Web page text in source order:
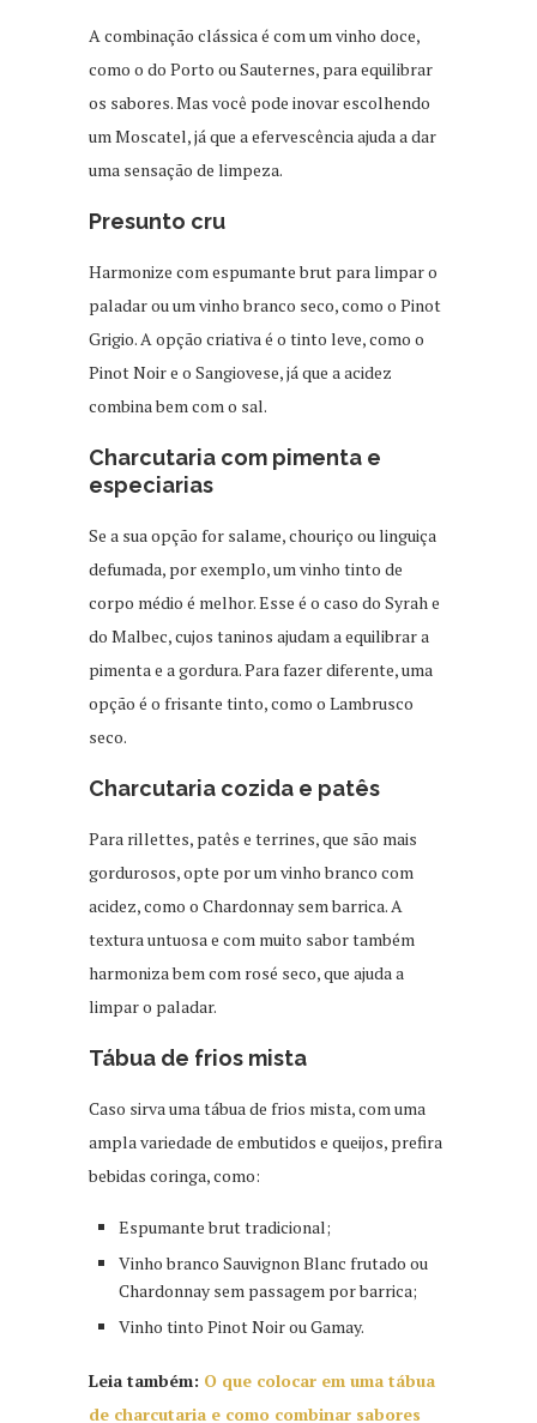
A combinação clássica é com um vinho doce,
como o do Porto ou Sauternes, para equilibrar
os sabores. Mas você pode inovar escolhendo
um Moscatel, já que a efervescência ajuda a dar
uma sensação de limpeza.
Presunto cru
Harmonize com espumante brut para limpar o
paladar ou um vinho branco seco, como o Pinot
Grigio. A opção criativa é o tinto leve, como o
Pinot Noir e o Sangiovese, já que a acidez
combina bem com o sal.
Charcutaria com pimenta e
especiarias
Se a sua opção for salame, chouriço ou linguiça
defumada, por exemplo, um vinho tinto de
corpo médio é melhor. Esse é o caso do Syrah e
do Malbec, cujos taninos ajudam a equilibrar a
pimenta e a gordura. Para fazer diferente, uma
opção é o frisante tinto, como o Lambrusco
seco.
Charcutaria cozida e patês
Para rillettes, patês e terrines, que são mais
gordurosos, opte por um vinho branco com
acidez, como o Chardonnay sem barrica. A
textura untuosa e com muito sabor também
harmoniza bem com rosé seco, que ajuda a
limpar o paladar.
Tábua de frios mista
Caso sirva uma tábua de frios mista, com uma
ampla variedade de embutidos e queijos, prefira
bebidas coringa, como:
Espumante brut tradicional;
Vinho branco Sauvignon Blanc frutado ou
Chardonnay sem passagem por barrica;
Vinho tinto Pinot Noir ou Gamay.
Leia também: O que colocar em uma tábua
de charcutaria e como combinar sabores